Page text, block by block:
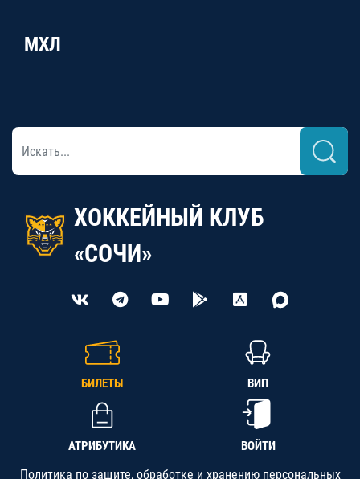
МХЛ
ХОККЕЙНЫЙ КЛУБ
«СОЧИ»
БИЛЕТЫ ВИП
АТРИБУТИКА ВОЙТИ
Политика по защите, обработке и хранению персональных